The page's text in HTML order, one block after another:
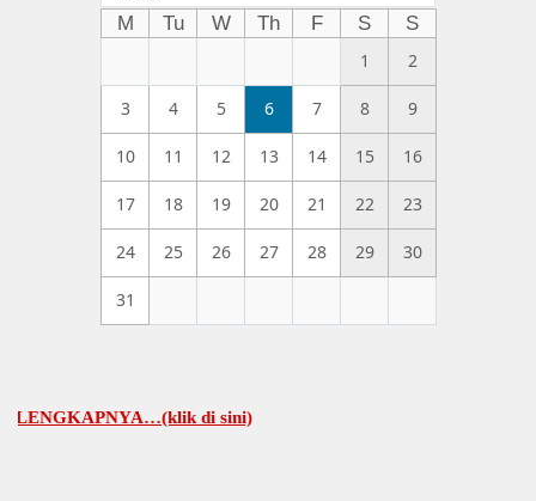
M Tu W Th F S
S
1
2
3 4 5 6 7 8 9
10 11 12 13 14 15 16
17 18 19 20 21 22 23
24 25 26 27 28 29 30
31
di sini)